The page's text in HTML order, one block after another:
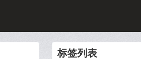
标签列表